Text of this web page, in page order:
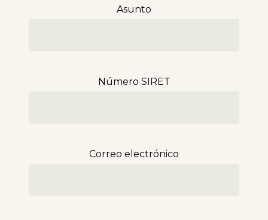
Asunto
Número SIRET
Correo electrónico